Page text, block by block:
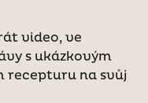
video, ve
s ukázkovým
recepturu na svůj